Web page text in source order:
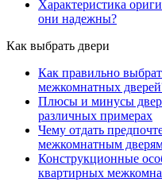
Характеристика
они надежны?
Как выбрать двери
Как правильно
межкомнатных
Плюсы и минусы
различных примерах
Чему отдать
межкомнатным
Конструкционные
квартирных